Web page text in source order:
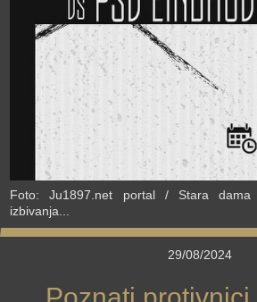
Foto: Ju1897.net portal / Stara
izbivanja...
29/08/2024